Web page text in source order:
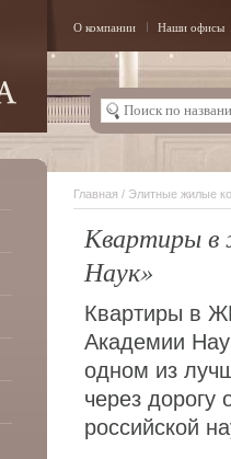
О компании Наши офисы
Главная / Элитные жилые
Квартиры в
Наук»
Квартиры в
Академии
одном из
через
российской